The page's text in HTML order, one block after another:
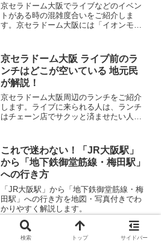
京セラドーム大阪でライブなどのイベン
トがある時の混雑度合いをご紹介しま
す。京セラドーム大阪には「イオンモー
にイベントで遊びに行かれる際、ぜひ参
考にしてください。京セラド...
京セラドーム大阪 ライブ前のラ
ンチはどこが空いている 地元民
が解説！
京セラドーム大阪周辺のランチをご紹介
します。ライブに来られる人は、ランチ
はチェーン店でサクッと済ませたい人が
ご紹介します。また、地元民だから分か
る「混雑度」も記載してい...
これで迷わない！「JR大阪駅」
から「地下鉄御堂筋線・梅田駅」
への行き方
「JR大阪駅」から「地下鉄御堂筋線・梅
田駅」への行き方を地図・写真付きでわ
かりやすく解説します。
これで迷わない！「JR大阪駅」
検索 トップ サイドバー